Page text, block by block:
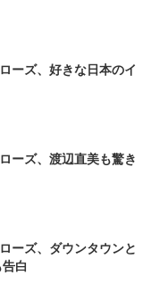
ーズ、好きな日本のイ
ーズ、渡辺直美も驚き
ーズ、ダウンタウンと
白